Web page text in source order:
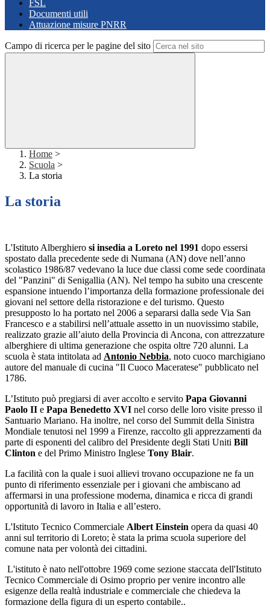
FSL
Documenti utili
Attuazione misure PNRR
Campo di ricerca per le pagine del sito
Home >
Scuola >
La storia
La storia
L'Istituto Alberghiero si insedia a Loreto nel 1991 dopo essersi
spostato dalla precedente sede di Numana (AN) dove nell’anno
scolastico 1986/87 vedevano la luce due classi come sede coordinata
del "Panzini" di Senigallia (AN). Nel tempo ha subito una crescente
espansione intuendo l’importanza della formazione professionale dei
giovani nel settore della ristorazione e del turismo. Questo
presupposto lo ha portato nel 2006 a separarsi dalla sede Via San
Francesco e a stabilirsi nell’attuale assetto in un nuovissimo stabile,
realizzato grazie all’aiuto della Provincia di Ancona, con attrezzature
alberghiere di ultima generazione che ospita oltre 720 alunni. La
scuola è stata intitolata ad Antonio Nebbia, noto cuoco marchigiano
autore del manuale di cucina "Il Cuoco Maceratese" pubblicato nel
1786.
L’Istituto può pregiarsi di aver accolto e servito Papa Giovanni
Paolo II e Papa Benedetto XVI nel corso delle loro visite presso il
Santuario Mariano. Ha inoltre, nel corso del Summit della Sinistra
Mondiale tenutosi nel 1999 a Firenze, raccolto gli apprezzamenti da
parte di esponenti del calibro del Presidente degli Stati Uniti Bill
Clinton e del Primo Ministro Inglese Tony Blair.
La facilità con la quale i suoi allievi trovano occupazione ne fa un
punto di riferimento essenziale per i giovani che ambiscano ad
affermarsi in una professione moderna, dinamica e ricca di grandi
opportunità di lavoro in Italia e all’estero.
L'Istituto Tecnico Commerciale Albert Einstein opera da quasi 40
anni sul territorio di Loreto; è stata la prima scuola superiore del
comune nata per volontà dei cittadini.
L'istituto è nato nell'ottobre 1969 come sezione staccata dell'Istituto
Tecnico Commerciale di Osimo proprio per venire incontro alle
esigenze della realtà industriale e commerciale che chiedeva la
formazione della figura di un esperto contabile..